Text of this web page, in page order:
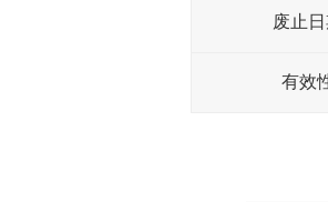
废止
有效